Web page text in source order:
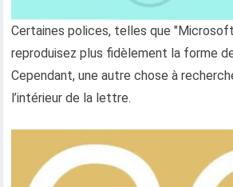
Certaines polices, telles que
reproduisez plus fidèlement la forme
Cependant, une autre chose à
l’intérieur de la lettre.